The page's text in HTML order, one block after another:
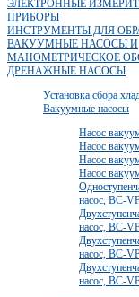
ЭЛЕКТРОННЫЕ
ПРИБОРЫ
ИНСТРУМЕНТЫ ДЛЯ
ВАКУУМНЫЕ НАСОСЫ И
МАНОМЕТРИЧЕСКОЕ
ДРЕНАЖНЫЕ НАСОСЫ
Установка сбора
Вакуумные насосы
Насос
Насос
Насос
Насос
насос, BC-
насос, BC-
насос, BC-
насос, BC-